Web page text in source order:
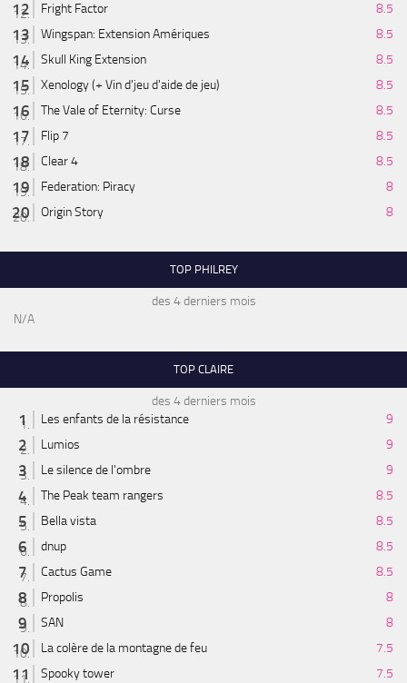
Fright Factor
8.5
Wingspan: Extension Amériques
8.5
Skull King Extension
8.5
Xenology (+ Vin d'jeu d'aide de jeu)
8.5
The Vale of Eternity: Curse
8.5
Flip 7
8.5
Clear 4
8.5
Federation: Piracy
8
Origin Story
8
TOP PHILREY
des 4 derniers mois
N/A
TOP CLAIRE
des 4 derniers mois
Les enfants de la résistance
9
Lumios
9
Le silence de l'ombre
9
The Peak team rangers
8.5
Bella vista
8.5
dnup
8.5
Cactus Game
8.5
Propolis
8
SAN
8
La colère de la montagne de feu
7.5
Spooky tower
7.5